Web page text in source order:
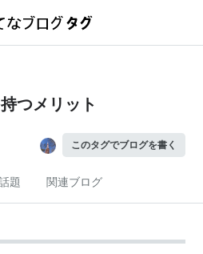
つメリット
このタグでブログを書く
題 関連ブログ